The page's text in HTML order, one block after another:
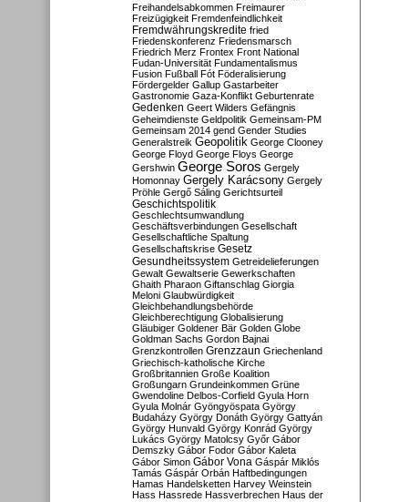
Freihandelsabkommen Freimaurer
Freizügigkeit Fremdenfeindlichkeit
Fremdwährungskredite fried
Friedenskonferenz Friedensmarsch
Friedrich Merz Frontex Front National
Fudan-Universität Fundamentalismus
Fusion Fußball Fót Föderalisierung
Fördergelder Gallup Gastarbeiter
Gastronomie Gaza-Konflikt Geburtenrate
Gedenken Geert Wilders Gefängnis
Geheimdienste Geldpolitik Gemeinsam-PM
Gemeinsam 2014 gend Gender Studies
Generalstreik Geopolitik George Clooney
George Floyd George Floys George
Gershwin George Soros Gergely
Homonnay Gergely Karácsony Gergely
Pröhle Gergő Sáling Gerichtsurteil
Geschichtspolitik
Geschlechtsumwandlung
Geschäftsverbindungen Gesellschaft
Gesellschaftliche Spaltung
Gesellschaftskrise Gesetz
Gesundheitssystem Getreidelieferungen
Gewalt Gewaltserie Gewerkschaften
Ghaith Pharaon Giftanschlag Giorgia
Meloni Glaubwürdigkeit
Gleichbehandlungsbehörde
Gleichberechtigung Globalisierung
Gläubiger Goldener Bär Golden Globe
Goldman Sachs Gordon Bajnai
Grenzkontrollen Grenzzaun Griechenland
Griechisch-katholische Kirche
Großbritannien Große Koalition
Großungarn Grundeinkommen Grüne
Gwendoline Delbos-Corfield Gyula Horn
Gyula Molnár Gyöngyöspata György
Budaházy György Donáth György Gattyán
György Hunvald György Konrád György
Lukács György Matolcsy Győr Gábor
Demszky Gábor Fodor Gábor Kaleta
Gábor Simon Gábor Vona Gáspár Miklós
Tamás Gáspár Orbán Haftbedingungen
Hamas Handelsketten Harvey Weinstein
Hass Hassrede Hassverbrechen Haus der